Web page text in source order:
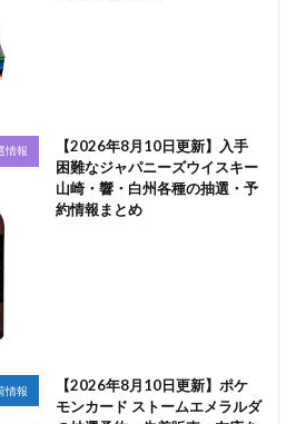
情報
【2026年8月10日更新】入手
困難なジャパニーズウイスキー
山崎・響・白州各種の抽選・予
約情報まとめ
情報
【2026年8月10日更新】ポケ
モンカード ストームエメラルダ